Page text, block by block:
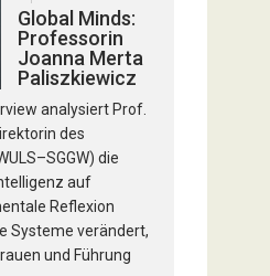
Global Minds:
Professorin
Joanna Merta
Paliszkiewicz
analysiert Prof.
des
die
auf
Reflexion
Systeme verändert,
und Führung